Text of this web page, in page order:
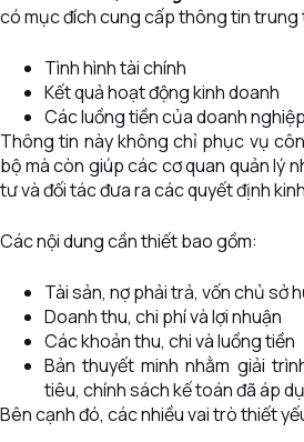
có mục đích cung cấp thông tin trung
Tình hình tài chính
Kết quả hoạt động kinh doanh
Các luồng tiền của doanh
Thông tin này không chỉ phục vụ
bộ mà còn giúp các cơ quan quản lý
tư và đối tác đưa ra các quyết định
Các nội dung cần thiết bao gồm:
Tài sản, nợ phải trả, vốn chủ sở
Doanh thu, chi phí và lợi nhuận
Các khoản thu, chi và luồng tiền
Bản thuyết minh nhằm giải
tiêu, chính sách kế toán đã áp
Bên cạnh đó, các nhiều vai trò thiết